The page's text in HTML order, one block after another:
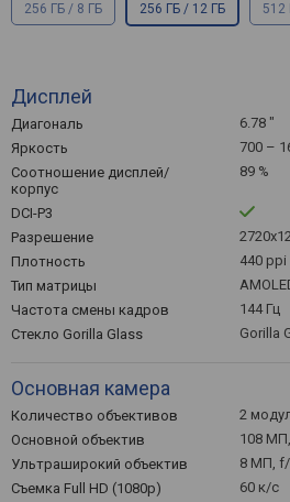
256 ГБ / 8 ГБ 256 ГБ / 12 ГБ 512
Дисплей
Диагональ
6.78 "
Яркость
700 –
Соотношение дисплей/
корпус
89 %
DCI-P3
Разрешение
Плотность
440 ppi
Тип матрицы
Частота смены кадров
144 Гц
Стекло Gorilla Glass
Gorilla
Основная камера
Количество объективов
2
Основной объектив
108
Ультраширокий объектив
8 МП, f/
Съемка Full HD (1080p)
60 к/с